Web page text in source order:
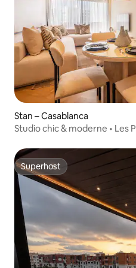
Stan – Casablanca
Studio chic & moderne • Les
Superhost
Superhost